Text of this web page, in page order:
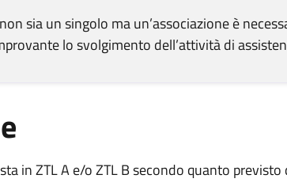
sia un singolo ma un’associazione è
lo svolgimento dell’attività di
in ZTL A e/o ZTL B secondo quanto